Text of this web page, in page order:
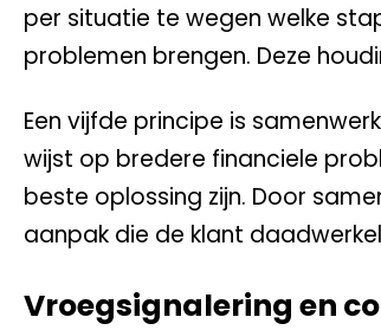
per situatie te wegen welke
problemen brengen. Deze
Een vijfde principe is
wijst op bredere financiele
beste oplossing zijn. Door
aanpak die de klant
Vroegsignalering en